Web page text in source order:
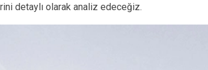
detaylı olarak analiz edeceğiz.